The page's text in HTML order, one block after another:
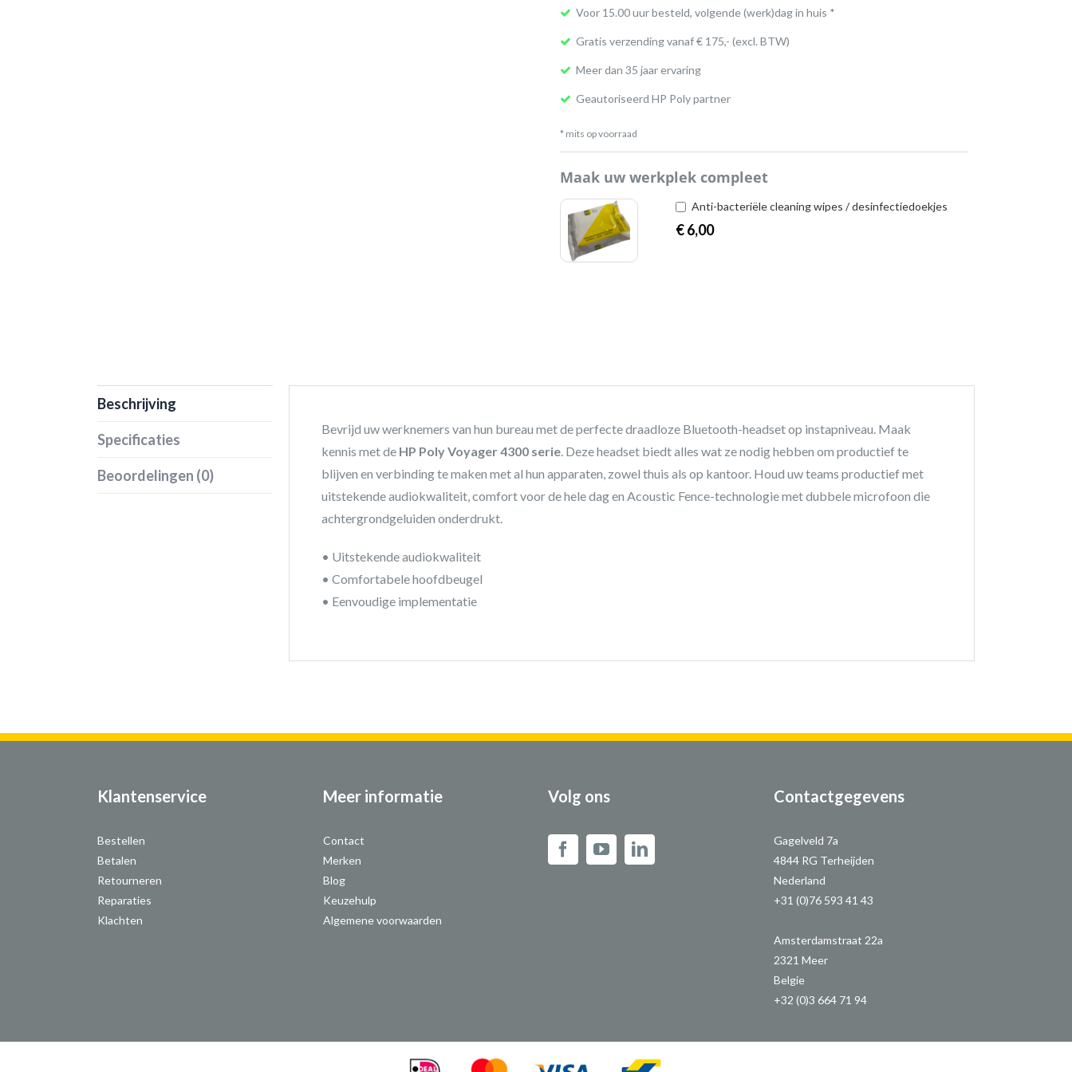
Maak uw werkplek compleet
Anti-bacteriële cleaning wipes / desinfectiedoekjes
€6,00
Voor 15.00 uur besteld, volgende (werk)dag in huis *
Gratis verzending vanaf € 175,- (excl. BTW)
Meer dan 35 jaar ervaring
Geautoriseerd HP Poly partner
* mits op voorraad
Beschrijving
Specificaties
Beoordelingen (0)
Bevrijd uw werknemers van hun bureau met de perfecte draadloze Bluetooth-headset op instapniveau. Maak
kennis met de HP Poly Voyager 4300 serie. Deze headset biedt alles wat ze nodig hebben om productief te
blijven en verbinding te maken met al hun apparaten, zowel thuis als op kantoor. Houd uw teams productief met
uitstekende audiokwaliteit, comfort voor de hele dag en Acoustic Fence-technologie met dubbele microfoon die
achtergrondgeluiden onderdrukt.
• Uitstekende audiokwaliteit
• Comfortabele hoofdbeugel
• Eenvoudige implementatie
Klantenservice
Bestellen
Betalen
Retourneren
Reparaties
Klachten
Meer informatie
Contact
Merken
Blog
Keuzehulp
Algemene voorwaarden
Volg ons Contactgegevens
Gagelveld 7a
4844 RG Terheijden
Nederland
+31 (0)76 593 41 43
Amsterdamstraat 22a
2321 Meer
Belgie
+32 (0)3 664 71 94